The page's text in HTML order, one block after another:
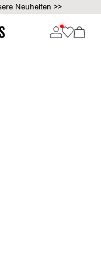
Neuheiten >>